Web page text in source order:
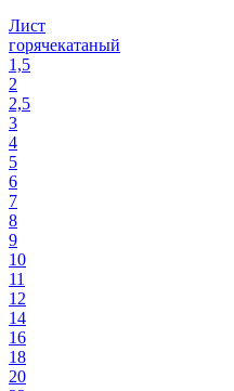
Лист
горячекатаный
1,5
2
2,5
3
4
5
6
7
8
9
10
11
12
14
16
18
20